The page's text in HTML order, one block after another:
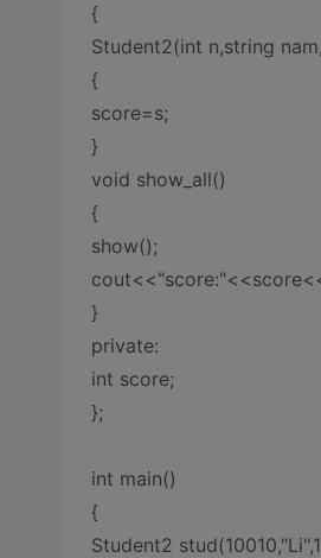
{
Student2(int n,string
{
score=s;
}
void show_all()
{
show();
}
private:
int score;
};
int main()
{
Student2